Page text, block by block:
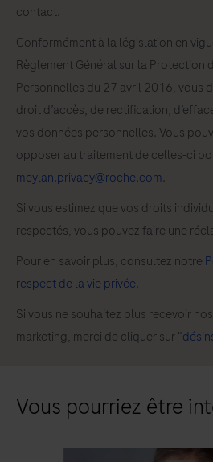
contact.
Conformément à la législation en
Règlement Général sur la Protection
Personnelles du 27 avril 2016, vous
droit d’accès, de rectification,
vos données personnelles. Vous
opposer au traitement de celles-ci
meylan.privacy@roche.com.
Si vous estimez que vos droits
respectés, vous pouvez faire une
Pour en savoir plus, consultez notre
respect de la vie privée.
Si vous ne souhaitez plus recevoir
marketing, merci de cliquer sur "
Vous pourriez être